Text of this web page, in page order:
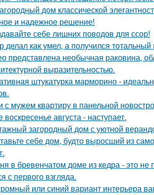
дом классической
и надежное решение!
себе лишних поводов для ссор!
делал как умел, а получился тотальный
представлена необычная раковина,
выразительностью.
штукатурка марморино -
с мужем квартиру в панельной
воскресенье августа - наступает.
загородный дом с уютной
себе дом, будто выросший из
в бревенчатом доме из кедра - это
с первого взгляда.
или синий вариант интерьера